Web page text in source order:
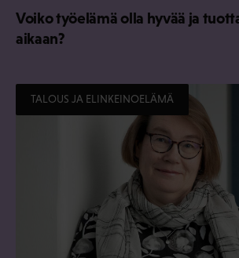
Voiko työelämä olla hyvää ja
aikaan?
TALOUS JA ELINKEINOELÄMÄ